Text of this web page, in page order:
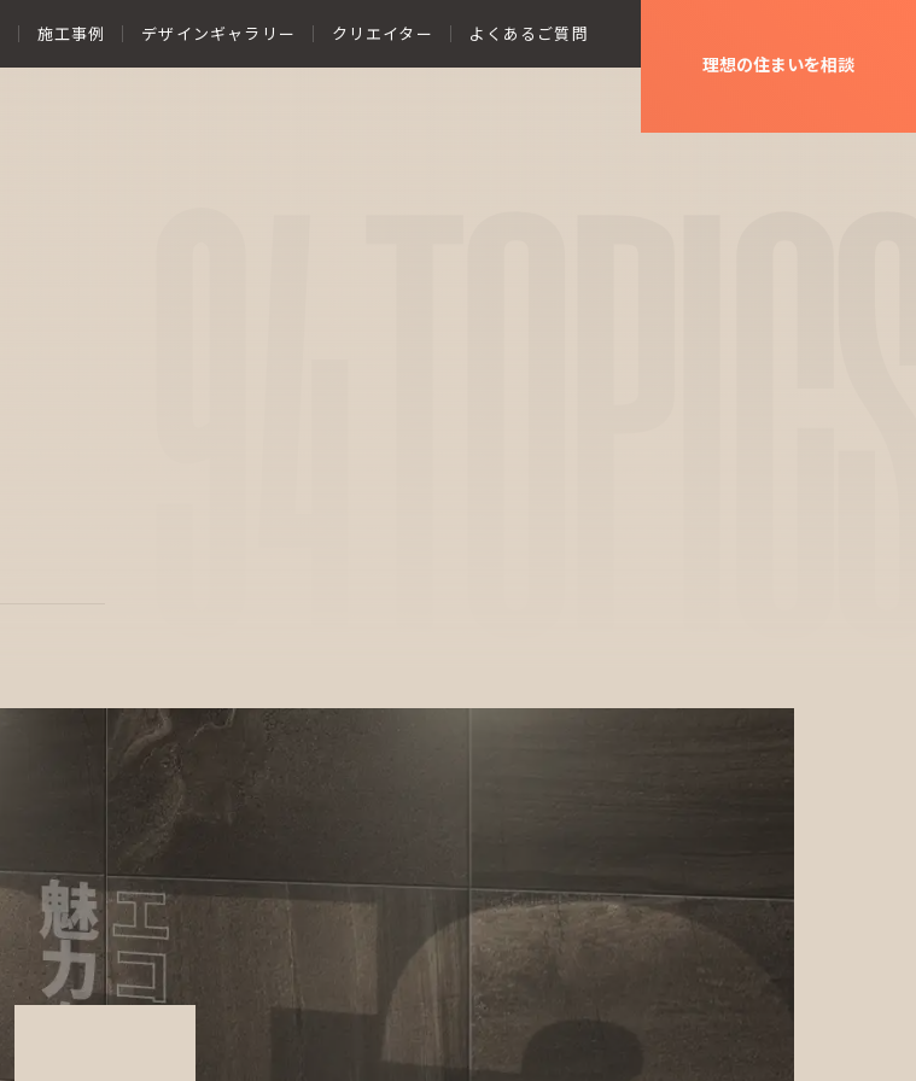
施工事例 デザインギャラリー クリエイター よくあるご質問
理想の住まいを相談